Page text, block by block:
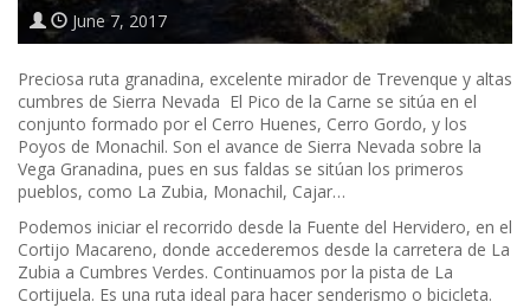
June 7, 2017
Preciosa ruta granadina, excelente mirador de Trevenque y altas
cumbres de Sierra Nevada El Pico de la Carne se sitúa en el
conjunto formado por el Cerro Huenes, Cerro Gordo, y los
Poyos de Monachil. Son el avance de Sierra Nevada sobre la
Vega Granadina, pues en sus faldas se sitúan los primeros
pueblos, como La Zubia, Monachil, Cajar…
Podemos iniciar el recorrido desde la Fuente del Hervidero, en el
Cortijo Macareno, donde accederemos desde la carretera de La
Zubia a Cumbres Verdes. Continuamos por la pista de La
Cortijuela. Es una ruta ideal para hacer senderismo o bicicleta.